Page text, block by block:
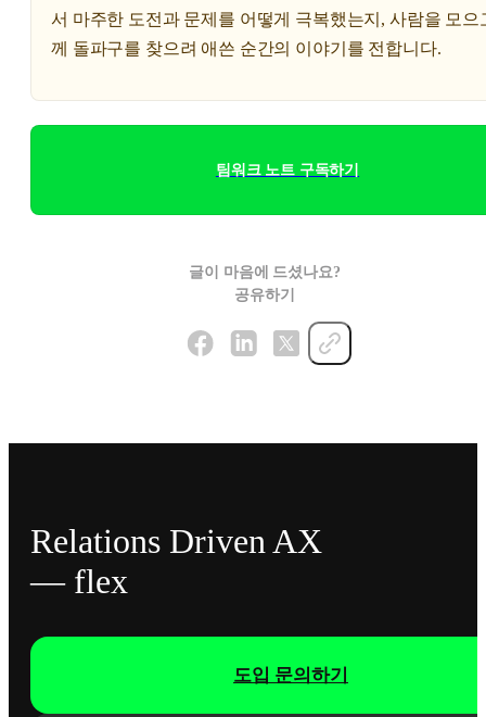
서 마주한 도전과 문제를 어떻게 극복했는지, 사람을 모으
께 돌파구를 찾으려 애쓴 순간의 이야기를 전합니다.
팀워크 노트 구독하기
글이 마음에 드셨나요?
공유하기
Relations Driven AX
— flex
도입 문의하기